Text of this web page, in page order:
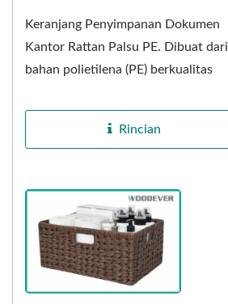
Keranjang Penyimpanan Dokumen
Kantor Rattan Palsu PE. Dibuat dari
bahan polietilena (PE) berkualitas
tradisional, keranjang...
Rincian